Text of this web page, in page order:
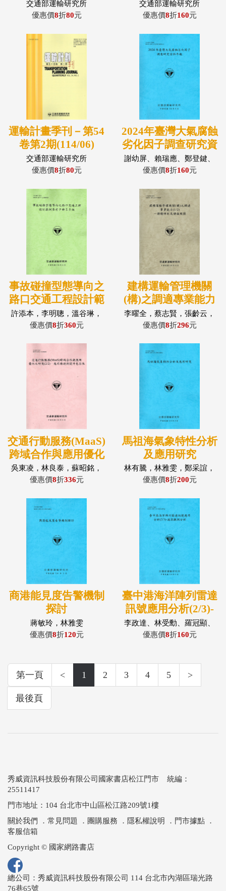
交通部運輸研究所
優惠價8折80元
交通部運輸研究所
優惠價8折160元
運輸計畫季刊－第54
卷第2期(114/06)
交通部運輸研究所
優惠價8折80元
2024年臺灣大氣腐蝕
劣化因子調查研究資
料年報
謝幼屏、賴瑞應、鄭登鍵、
蔡立宏
優惠價8折160元
事故碰撞型態導向之
路口交通工程設計範
例參考手冊2.0版
許添本，李明聰，溫谷琳，
張名鈞，魏三雅，雷衍芩，
王嘉誠，方庭恩，葉祖宏，
優惠價8折360元
建構運輸管理機關
(構)之調適專業能力
(1/2)：課題研析及課
程規劃
李曜全，蔡志賢，張齡云，
吳承勳，徐慧心，朱珮芸，
鄔德傳，蕭為元，楊家銘
優惠價8折296元
交通行動服務(MaaS)
跨域合作與應用優化
之研究(2/2)：應用精
進與提升包容性
吳東凌，林良泰，蘇昭銘，
張建彥，洪百賢，黃啟倡，
優惠價8折336元
馬祖海氣象特性分析
及應用研究
林有騰，林雅雯，鄭采誼，
謝佳紘
優惠價8折200元
商港能見度告警機制
探討
蔣敏玲，林雅雯
優惠價8折120元
臺中港海洋陣列雷達
訊號應用分析(2/3)-
波浪觀測分析
李政達、林受勳、羅冠顯、
李俊穎、李江澤、陳天時
優惠價8折160元
第一頁 < 1 2 3 4 5 >
最後頁
秀威資訊科技股份有限公司國家書店松江門市 統編：
25511417
門市地址：104 台北市中山區松江路209號1樓
關於我們
． 常見問題 ． 團購服務 ． 隱私權說明 ． 門市據點 ．
客服信箱
Copyright © 國家網路書店
總公司：秀威資訊科技股份有限公司 114 台北市內湖區瑞光路
76巷65號